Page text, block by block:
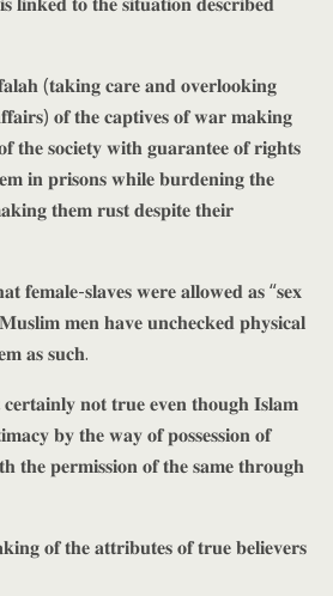
(𝐭𝐚𝐤𝐢𝐧𝐠 𝐜𝐚𝐫𝐞 𝐚𝐧𝐝 𝐨𝐯𝐞𝐫𝐥𝐨𝐨𝐤𝐢𝐧𝐠
𝐨𝐟 𝐭𝐡𝐞 𝐜𝐚𝐩𝐭𝐢𝐯𝐞𝐬 𝐨𝐟 𝐰𝐚𝐫 𝐦𝐚𝐤𝐢𝐧𝐠
𝐭𝐡𝐞 𝐬𝐨𝐜𝐢𝐞𝐭𝐲 𝐰𝐢𝐭𝐡 𝐠𝐮𝐚𝐫𝐚𝐧𝐭𝐞𝐞 𝐨𝐟 𝐫𝐢𝐠𝐡𝐭𝐬
𝐢𝐧 𝐩𝐫𝐢𝐬𝐨𝐧𝐬 𝐰𝐡𝐢𝐥𝐞 𝐛𝐮𝐫𝐝𝐞𝐧𝐢𝐧𝐠 𝐭𝐡𝐞
𝐭𝐡𝐞𝐦 𝐫𝐮𝐬𝐭 𝐝𝐞𝐬𝐩𝐢𝐭𝐞 𝐭𝐡𝐞𝐢𝐫
𝐟𝐞𝐦𝐚𝐥𝐞-𝐬𝐥𝐚𝐯𝐞𝐬 𝐰𝐞𝐫𝐞 𝐚𝐥𝐥𝐨𝐰𝐞𝐝 𝐚𝐬 “𝐬𝐞𝐱
𝐌𝐮𝐬𝐥𝐢𝐦 𝐦𝐞𝐧 𝐡𝐚𝐯𝐞 𝐮𝐧𝐜𝐡𝐞𝐜𝐤𝐞𝐝 𝐩𝐡𝐲𝐬𝐢𝐜𝐚𝐥
𝐚𝐬 𝐬𝐮𝐜𝐡.
𝐧𝐨𝐭 𝐭𝐫𝐮𝐞 𝐞𝐯𝐞𝐧 𝐭𝐡𝐨𝐮𝐠𝐡 𝐈𝐬𝐥𝐚𝐦
𝐛𝐲 𝐭𝐡𝐞 𝐰𝐚𝐲 𝐨𝐟 𝐩𝐨𝐬𝐬𝐞𝐬𝐬𝐢𝐨𝐧 𝐨𝐟
𝐭𝐡𝐞 𝐩𝐞𝐫𝐦𝐢𝐬𝐬𝐢𝐨𝐧 𝐨𝐟 𝐭𝐡𝐞 𝐬𝐚𝐦𝐞 𝐭𝐡𝐫𝐨𝐮𝐠𝐡
𝐨𝐟 𝐭𝐡𝐞 𝐚𝐭𝐭𝐫𝐢𝐛𝐮𝐭𝐞𝐬 𝐨𝐟 𝐭𝐫𝐮𝐞 𝐛𝐞𝐥𝐢𝐞𝐯𝐞𝐫𝐬